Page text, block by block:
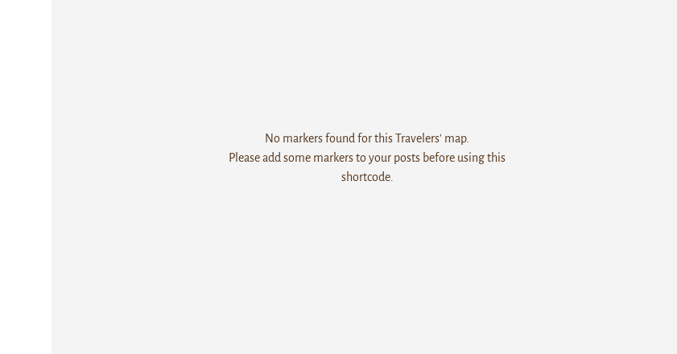
No markers found for this Travelers' map.
Please add some markers to your posts before using this
shortcode.